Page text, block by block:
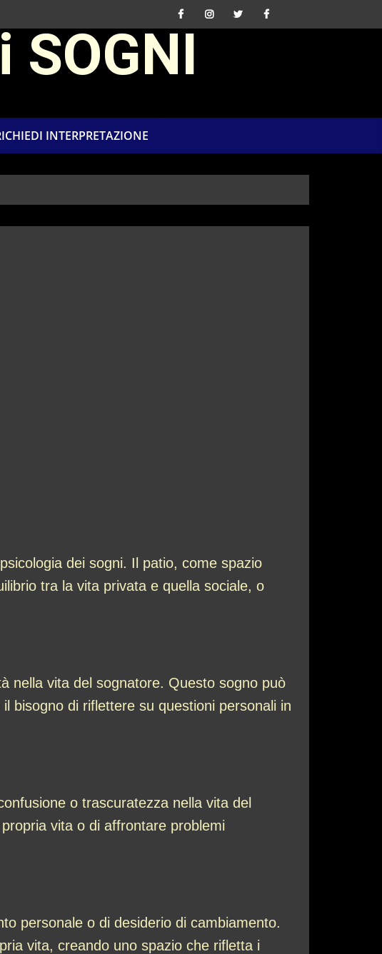
SOGNI
INTERPRETAZIONE
dei sogni. Il patio, come spazio
tra la vita privata e quella sociale, o
nella vita del sognatore. Questo sogno può
bisogno di riflettere su questioni personali in
o trascuratezza nella vita del
vita o di affrontare problemi
personale o di desiderio di cambiamento.
vita, creando uno spazio che rifletta i